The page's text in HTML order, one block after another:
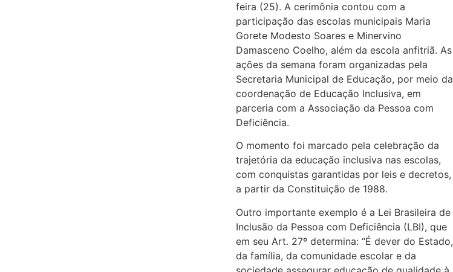
feira (25). A cerimônia contou com a
participação das escolas municipais Maria
Gorete Modesto Soares e Minervino
Damasceno Coelho, além da escola anfitriã. As
ações da semana foram organizadas pela
Secretaria Municipal de Educação, por meio da
coordenação de Educação Inclusiva, em
parceria com a Associação da Pessoa com
Deficiência.
O momento foi marcado pela celebração da
trajetória da educação inclusiva nas escolas,
com conquistas garantidas por leis e decretos,
a partir da Constituição de 1988.
Outro importante exemplo é a Lei Brasileira de
Inclusão da Pessoa com Deficiência (LBI), que
em seu Art. 27º determina: “É dever do Estado,
da família, da comunidade escolar e da